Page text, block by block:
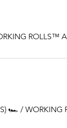
ROLLS™
🏎 / WORKING